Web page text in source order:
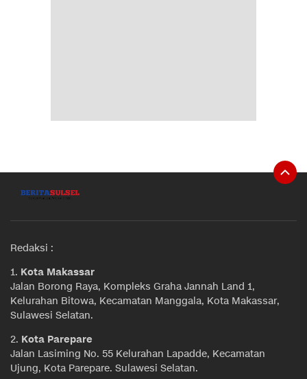
Redaksi :
1. Kota Makassar
Jalan Borong Raya, Kompleks Graha Jannah Land 1,
Kelurahan Bitowa, Kecamatan Manggala, Kota Makassar,
Sulawesi Selatan.
2. Kota Parepare
Jalan Lasiming No. 55 Kelurahan Lapadde, Kecamatan
Ujung, Kota Parepare. Sulawesi Selatan.